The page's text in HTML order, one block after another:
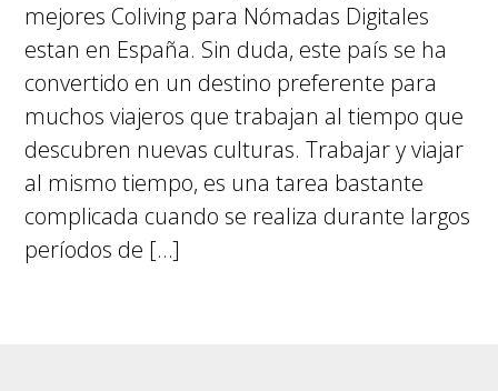
mejores Coliving para Nómadas Digitales
estan en España. Sin duda, este país se ha
convertido en un destino preferente para
muchos viajeros que trabajan al tiempo que
descubren nuevas culturas. Trabajar y viajar
al mismo tiempo, es una tarea bastante
complicada cuando se realiza durante largos
períodos de […]